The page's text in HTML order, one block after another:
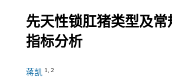
先天性锁肛猪类型及常
指标分析
蒋凯 1, 2